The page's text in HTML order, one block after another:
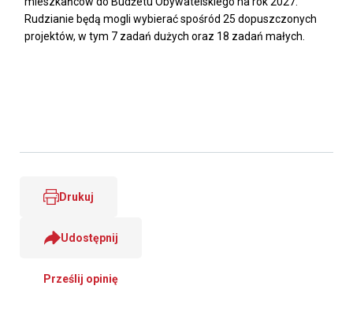
Rudzianie będą mogli wybierać spośród 25 dopuszczonych
projektów, w tym 7 zadań dużych oraz 18 zadań małych.
Drukuj
Udostępnij
Prześlij opinię